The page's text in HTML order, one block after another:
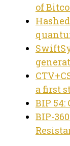
of
a first
BIP 54:
BIP-